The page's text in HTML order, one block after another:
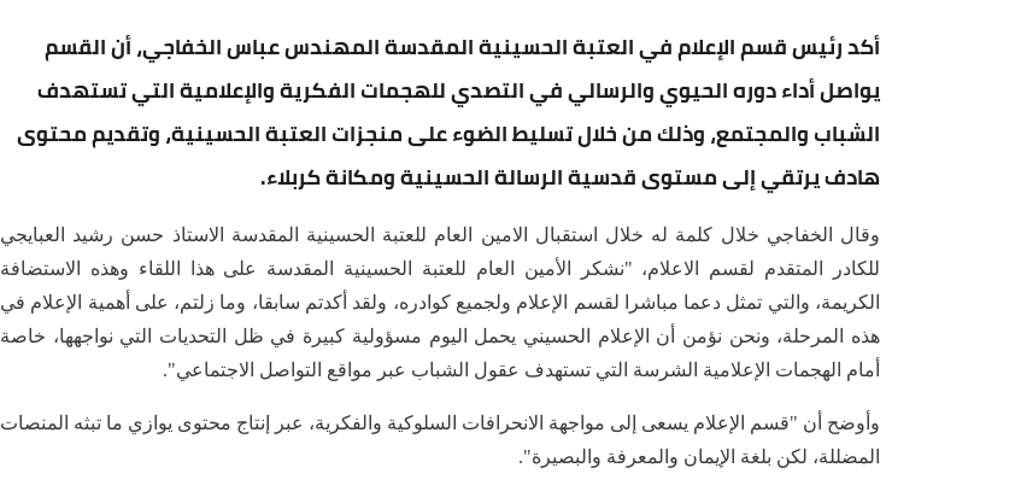
أكد رئيس قسم الإعلام في العتبة الحسينية المقدسة المهندس عباس الخفاجي، أن القسم
يواصل أداء دوره الحيوي والرسالي في التصدي للهجمات الفكرية والإعلامية التي تستهدف
الشباب والمجتمع، وذلك من خلال تسليط الضوء على منجزات العتبة الحسينية، وتقديم محتوى
هادف يرتقي إلى مستوى قدسية الرسالة الحسينية ومكانة كربلاء.
وقال الخفاجي خلال كلمة له خلال استقبال الامين العام للعتبة الحسينية المقدسة الاستاذ حسن رشيد العبايجي
للكادر المتقدم لقسم الاعلام، "نشكر الأمين العام للعتبة الحسينية المقدسة على هذا اللقاء وهذه الاستضافة
الكريمة، والتي تمثل دعما مباشرا لقسم الإعلام ولجميع كوادره، ولقد أكدتم سابقا، وما زلتم، على أهمية الإعلام في
هذه المرحلة، ونحن نؤمن أن الإعلام الحسيني يحمل اليوم مسؤولية كبيرة في ظل التحديات التي نواجهها، خاصة
أمام الهجمات الإعلامية الشرسة التي تستهدف عقول الشباب عبر مواقع التواصل الاجتماعي".
وأوضح أن "قسم الإعلام يسعى إلى مواجهة الانحرافات السلوكية والفكرية، عبر إنتاج محتوى يوازي ما تبثه المنصات
المضللة، لكن بلغة الإيمان والمعرفة والبصيرة".